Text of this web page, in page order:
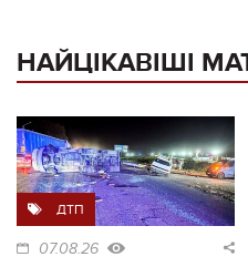
НАЙЦІКАВІШІ
ДТП
07.08.26